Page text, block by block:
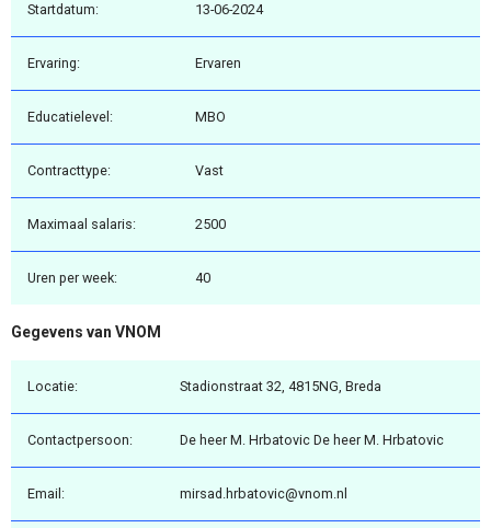
Startdatum: 13-06-2024
Ervaring: Ervaren
Educatielevel: MBO
Contracttype: Vast
Maximaal salaris: 2500
Uren per week: 40
Gegevens van VNOM
Locatie: Stadionstraat 32, 4815NG, Breda
Contactpersoon: De heer M. Hrbatovic De heer M. Hrbatovic
Email: mirsad.hrbatovic@vnom.nl